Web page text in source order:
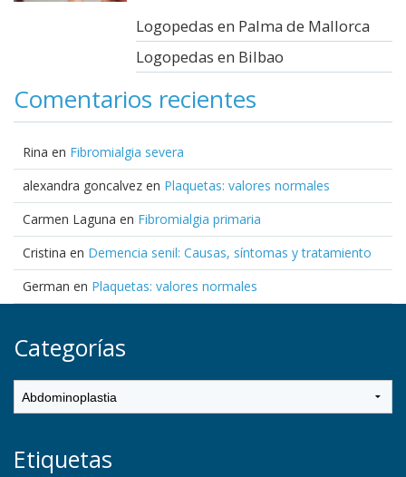
Logopedas en Palma de Mallorca
Logopedas en Bilbao
Comentarios recientes
Rina en Fibromialgia severa
alexandra goncalvez en Plaquetas: valores normales
Carmen Laguna en Fibromialgia primaria
Cristina en Demencia senil: Causas, síntomas y tratamiento
German en Plaquetas: valores normales
Categorías
Etiquetas